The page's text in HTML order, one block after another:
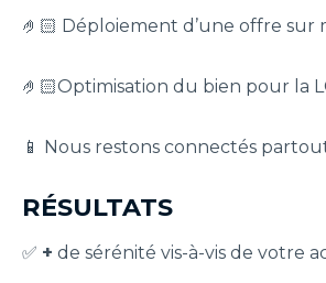
🤌🏻 Déploiement d’une offre sur
🤌🏻Optimisation du bien pour la
📱 Nous restons connectés
RÉSULTATS
✅ + de sérénité vis-à-vis de votre